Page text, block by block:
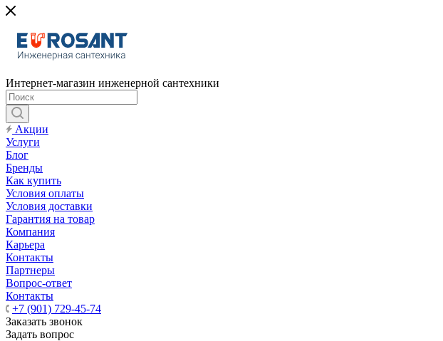
Интернет-магазин инженерной сантехники
Акции
Услуги
Блог
Бренды
Как купить
Условия оплаты
Условия доставки
Гарантия на товар
Компания
Карьера
Контакты
Партнеры
Вопрос-ответ
Контакты
+7 (901) 729-45-74
Заказать звонок
Задать вопрос